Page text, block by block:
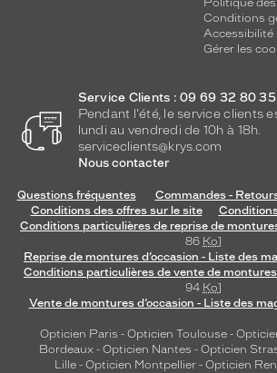
Politique
Conditions
Accessibilité
Gérer les
Service Clients : 09 69 32 80 35
Pendant l'été, le service clients
lundi au vendredi de 10h à 18h.
serviceclients@krys.com
Nous contacter
Questions fréquentes
Commandes -
Conditions des offres sur le site
Conditions particulières de reprise de
86 Ko]
Reprise de montures d’occasion - Liste des
Conditions particulières de vente de montures
94 Ko]
Vente de montures d’occasion - Liste des
Opticien Paris - Opticien Toulouse-
Bordeaux- Opticien Nantes - Opticien
Lille - Opticien Montpellier - Opticien